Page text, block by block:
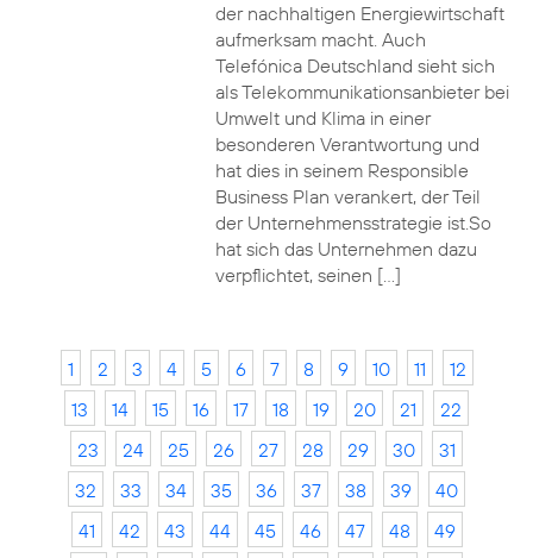
der nachhaltigen Energiewirtschaft
aufmerksam macht. Auch
Telefónica Deutschland sieht sich
als Telekommunikationsanbieter bei
Umwelt und Klima in einer
besonderen Verantwortung und
hat dies in seinem Responsible
Business Plan verankert, der Teil
der Unternehmensstrategie ist.So
hat sich das Unternehmen dazu
verpflichtet, seinen […]
1 2 3 4 5 6 7 8 9 10 11
12
13
14 15 16 17 18 19 20 21
22
23
24 25 26 27 28 29 30
31
32
33 34 35 36 37 38 39
40
41
42 43 44 45 46 47 48
49